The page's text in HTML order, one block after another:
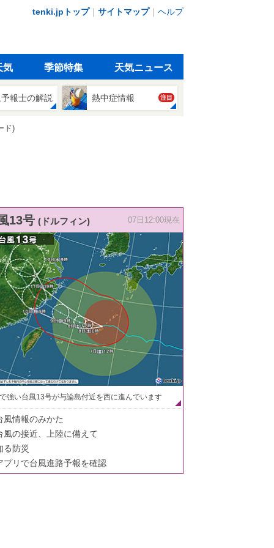
tenki.jpトップ｜ サイトマップ｜ ヘルプ
気 季節特集 天気ニュース
報士の解説 熱中症情報 注目
ド)
13号 (ドルフィン) 07日12:00現在
強い台風13号が与論島付近を西に進んでいます
風情報のみかた
風の接近、上陸に備えて
る防災
プリで台風進路予報を確認